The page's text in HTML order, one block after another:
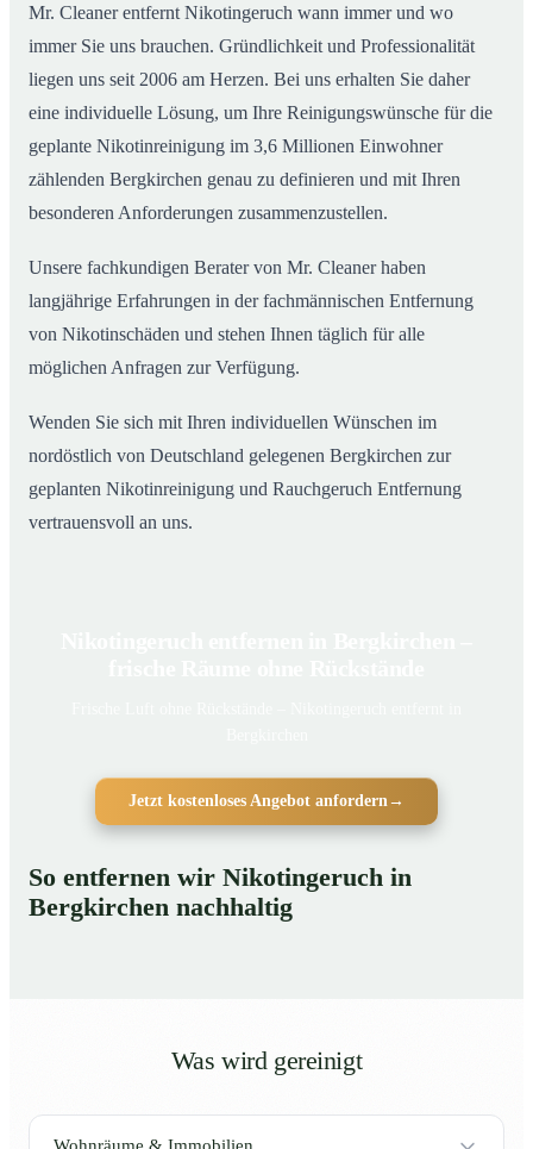
Mr. Cleaner entfernt Nikotingeruch wann immer und wo
immer Sie uns brauchen. Gründlichkeit und Professionalität
liegen uns seit 2006 am Herzen. Bei uns erhalten Sie daher
eine individuelle Lösung, um Ihre Reinigungswünsche für die
geplante Nikotinreinigung im 3,6 Millionen Einwohner
zählenden Bergkirchen genau zu definieren und mit Ihren
besonderen Anforderungen zusammenzustellen.
Unsere fachkundigen Berater von Mr. Cleaner haben
langjährige Erfahrungen in der fachmännischen Entfernung
von Nikotinschäden und stehen Ihnen täglich für alle
möglichen Anfragen zur Verfügung.
Wenden Sie sich mit Ihren individuellen Wünschen im
nordöstlich von Deutschland gelegenen Bergkirchen zur
geplanten Nikotinreinigung und Rauchgeruch Entfernung
vertrauensvoll an uns.
Jetzt kostenloses Angebot anfordern →
So entfernen wir Nikotingeruch in
Bergkirchen nachhaltig
Was wird gereinigt